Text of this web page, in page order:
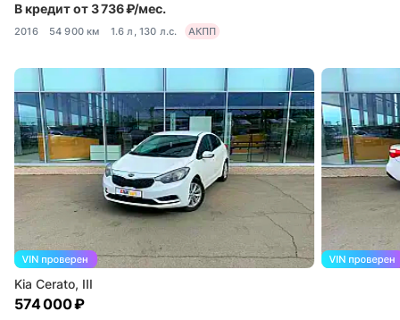
В кредит от 3 736 ₽/мес.
2016 54 900 км 1.6 л, 130 л.с. АКПП
Kia Cerato, III
574 000 ₽